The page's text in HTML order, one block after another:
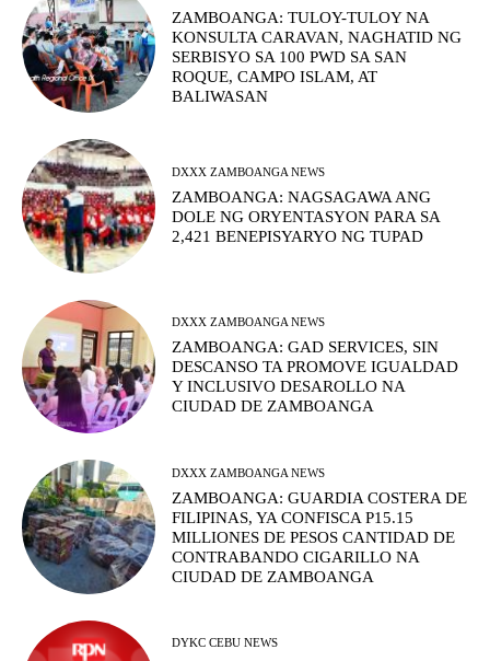
ZAMBOANGA: TULOY-TULOY NA
KONSULTA CARAVAN, NAGHATID NG
SERBISYO SA 100 PWD SA SAN
ROQUE, CAMPO ISLAM, AT
BALIWASAN
DXXX ZAMBOANGA NEWS
ZAMBOANGA: NAGSAGAWA ANG
DOLE NG ORYENTASYON PARA SA
2,421 BENEPISYARYO NG TUPAD
DXXX ZAMBOANGA NEWS
ZAMBOANGA: GAD SERVICES, SIN
DESCANSO TA PROMOVE IGUALDAD
Y INCLUSIVO DESAROLLO NA
CIUDAD DE ZAMBOANGA
DXXX ZAMBOANGA NEWS
ZAMBOANGA: GUARDIA COSTERA DE
FILIPINAS, YA CONFISCA P15.15
MILLIONES DE PESOS CANTIDAD DE
CONTRABANDO CIGARILLO NA
CIUDAD DE ZAMBOANGA
DYKC CEBU NEWS